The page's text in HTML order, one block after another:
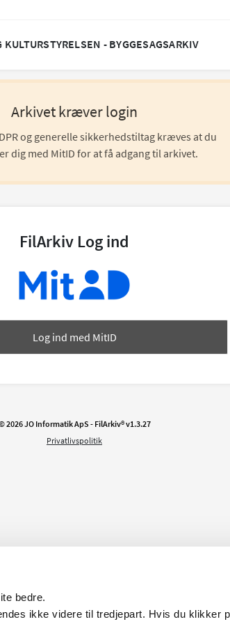
bedre.
ikke videre til tredjepart. Hvis du klikker
KULTURSTYRELSEN - BYGGESAGSARKIV
Arkivet kræver login
og generelle sikkerhedstiltag kræves at du
dig med MitID for at få adgang til arkivet.
FilArkiv Log ind
Log ind med MitID
2026 JO Informatik ApS - FilArkiv®v1.3.27
Privatlivspolitik